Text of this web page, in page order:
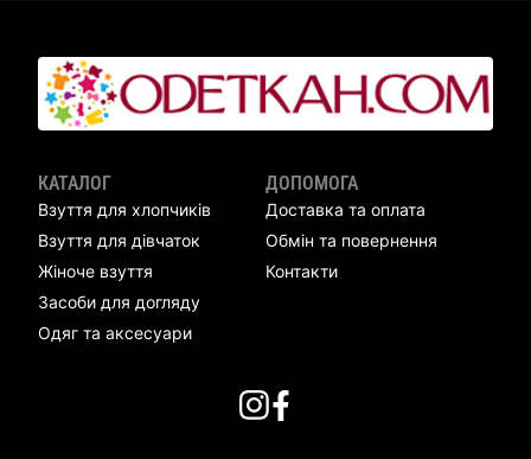
КАТАЛОГ
Взуття для хлопчиків
Взуття для дівчаток
Жіноче взуття
Засоби для догляду
Одяг та аксесуари
ДОПОМОГА
Доставка та оплата
Обмін та повернення
Контакти